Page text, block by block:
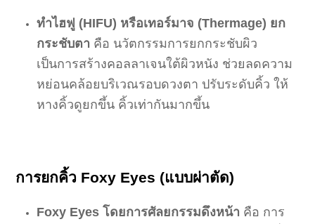
ทำไฮฟู (HIFU) หรือเทอร์มาจ (Thermage) ยก
กระชับตา คือ นวัตกรรมการยกกระชับผิว
เป็นการสร้างคอลลาเจนใต้ผิวหนัง ช่วยลดความ
หย่อนคล้อยบริเวณรอบดวงตา ปรับระดับคิ้ว ให้
หางคิ้วดูยกขึ้น คิ้วเท่ากันมากขึ้น
การยกคิ้ว Foxy Eyes (แบบผ่าตัด)
Foxy Eyes โดยการศัลยกรรมดึงหน้า คือ การ